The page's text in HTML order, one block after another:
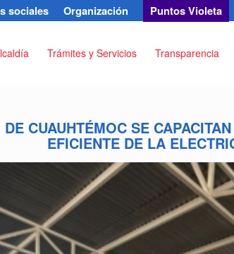
sociales Organización Puntos Violeta
Trámites y Servicios Transparencia
CUAUHTÉMOC SE
EFICIENTE DE LA